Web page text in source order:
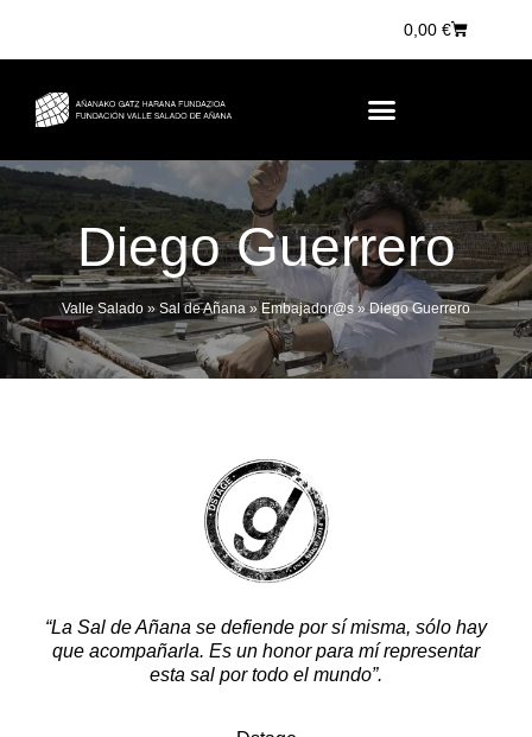
0,00 €
Diego Guerrero
Valle Salado »Sal de Añana »Embajador@s »Diego Guerrero
“La Sal de Añana se defiende por sí misma, sólo hay
que acompañarla. Es un honor para mí representar
esta sal por todo el mundo”.